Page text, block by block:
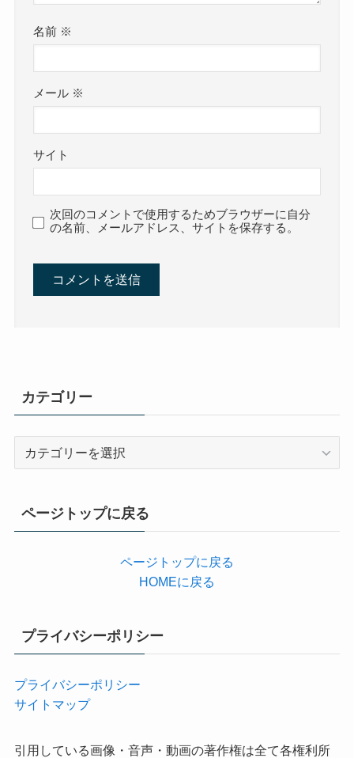
名前 ※
メール ※
サイト
次回のコメントで使用するためブラウザーに自分
の名前、メールアドレス、サイトを保存する。
カテゴリー
ページトップに戻る
ページトップに戻る
HOMEに戻る
プライバシーポリシー
プライバシーポリシー
サイトマップ
引用している画像・音声・動画の著作権は全て各権利所